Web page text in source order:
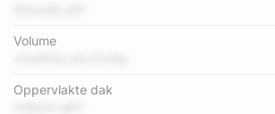
Volume
Oppervlakte dak